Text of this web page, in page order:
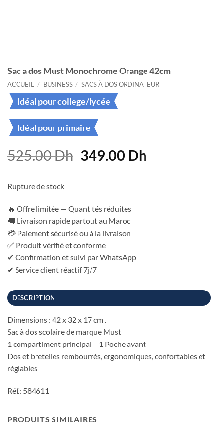
Sac a dos Must Monochrome Orange 42cm
ACCUEIL / BUSINESS / SACS À DOS ORDINATEUR
Idéal pour college/lycée
Idéal pour primaire
525.00Dh Le
525.00 Dh.
349.00 DhLe
Rupture de stock
🔥 Offre limitée — Quantités réduites
🚚 Livraison rapide partout au Maroc
💳 Paiement sécurisé ou à la livraison
✅ Produit vérifié et conforme
✔ Confirmation et suivi par WhatsApp
✔ Service client réactif 7j/7
DESCRIPTION
Dimensions : 42 x 32 x 17 cm .
Sac à dos scolaire de marque Must
1 compartiment principal – 1 Poche avant
Dos et bretelles rembourrés, ergonomiques, confortables et
réglables
Réf.: 584611
PRODUITS SIMILAIRES